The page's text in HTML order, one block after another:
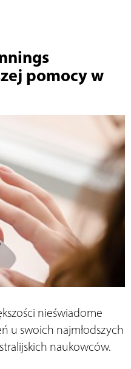
pomocy w
nieświadome
u swoich najmłodszych
naukowców.